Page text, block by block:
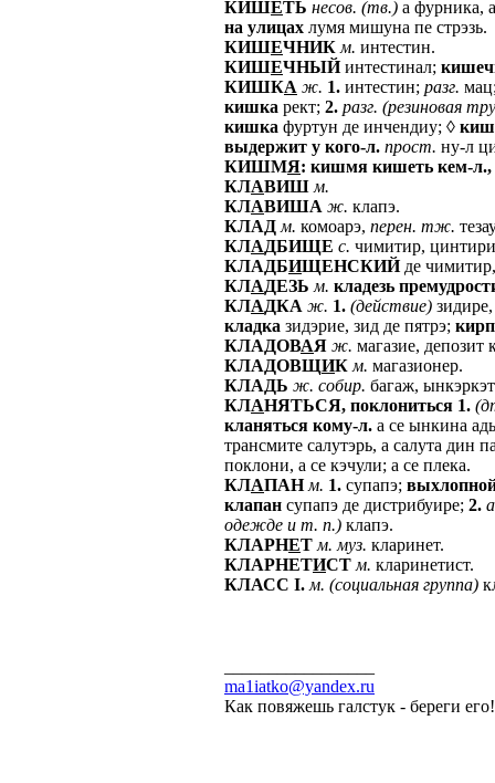
КИШЕТЬ несов. (тв.) а фурника,
на улицах лумя мишуна пе стрэзь.
КИШЕЧНИК м. интестин.
КИШЕЧНЫЙинтестинал;
КИШКА ж. 1. интестин; разг.
кишка рект; 2. разг. (резиновая
кишка фуртун де инчендиу; ◊
выдержит у кого-л. прост. ну-л
КИШМЯ: кишмя кишеть кем-л.,
КЛАВИШ м.
КЛАВИША ж. клапэ.
КЛАД м. комоарэ, перен. тж.
КЛАДБИЩЕ с. чимитир,
КЛАДБИЩЕНСКИЙде
КЛАДЕЗЬ м. кладезь
КЛАДКА ж. 1. (действие)
кладка зидэрие, зид де пятрэ;
КЛАДОВАЯ ж. магазие, депозит
КЛАДОВЩИК м. магазионер.
КЛАДЬ ж. собир. багаж,
КЛАНЯТЬСЯ, поклониться 1.
кланяться кому-л. а се ынкина
трансмите салутэрь, а салута дин
поклони, а се кэчули; а се плека.
КЛАПАН м. 1. супапэ;
клапан супапэ де дистрибуире; 2.
одежде и т. п.) клапэ.
КЛАРНЕТ м. муз. кларинет.
КЛАРНЕТИСТ м. кларинетист.
КЛАСС I. м. (социальная группа)
ma1iatko@yandex.ru
Как повяжешь галстук - береги